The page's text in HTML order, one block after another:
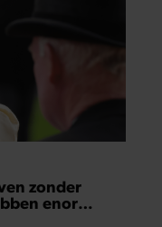
zonder
enorm